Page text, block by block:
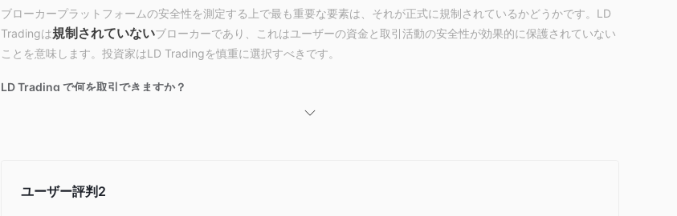
ブローカープラットフォームの安全性を測定する上で最も重要な要素は、それが正式に規制されているかどうかです。LD
Tradingは規制されていないブローカーであり、これはユーザーの資金と取引活動の安全性が効果的に保護されていない
ことを意味します。投資家はLD Tradingを慎重に選択すべきです。
LD Trading で何を取引できますか？
LD Trading は主にFX、ブリオン、指数、商品、および暗号通貨の取引サービスに焦点を当てています。
ブ口座を提供しており、それぞれ異なる顧客グループを対象としており、さまざまな経験レベルに対応しています：
ユーザー評判 2